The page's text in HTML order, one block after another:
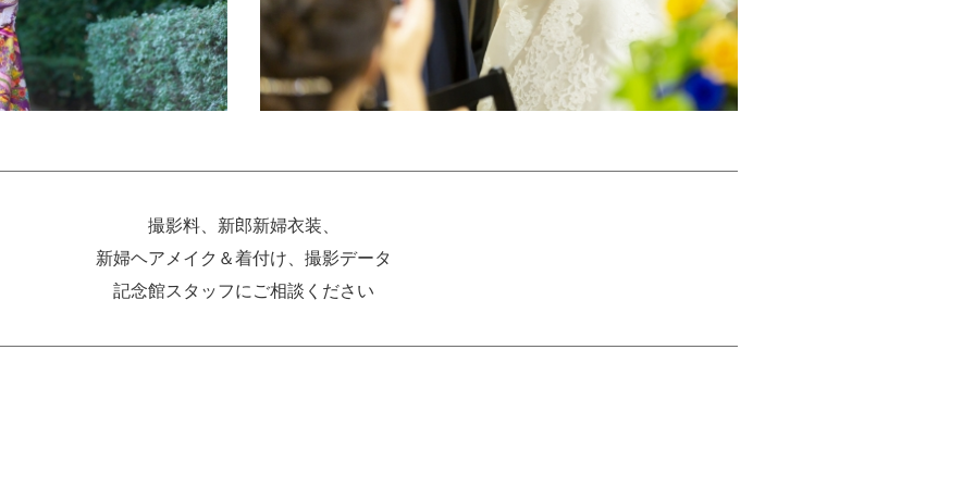
撮影料、新郎新婦衣装、
新婦ヘアメイク＆着付け、撮影データ
記念館スタッフにご相談ください